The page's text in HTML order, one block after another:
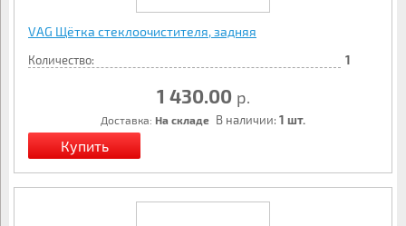
VAG Щётка стеклоочистителя, задняя
Количество: 1
1 430.00 р.
Доставка: На складе В наличии: 1 шт.